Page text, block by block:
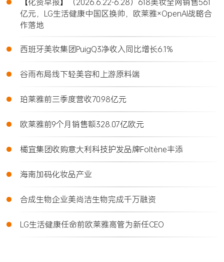
亿元，LG生活健康中国区换帅，欧莱雅×OpenAI战略合
作落地
• 西班牙美妆集团PuigQ3净收入同比增长6.1%
• 谷雨布局线下轻美容和上游原料端
• 珀莱雅前三季度营收70.98亿元
• 欧莱雅前9个月销售额328.07亿欧元
• 橘宜集团收购意大利科技护发品牌Foltène丰添
• 海南加码化妆品产业
• 合成生物企业美尚洁生物完成千万融资
• LG生活健康任命前欧莱雅高管为新任CEO